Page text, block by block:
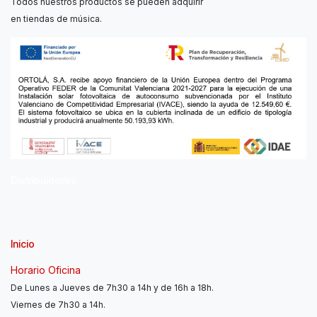
en tiendas de música.
Inicio
Horario Oficina
De Lunes a Jueves de 7h30 a 14h y de 16h a 18h.
Viernes de 7h30 a 14h.